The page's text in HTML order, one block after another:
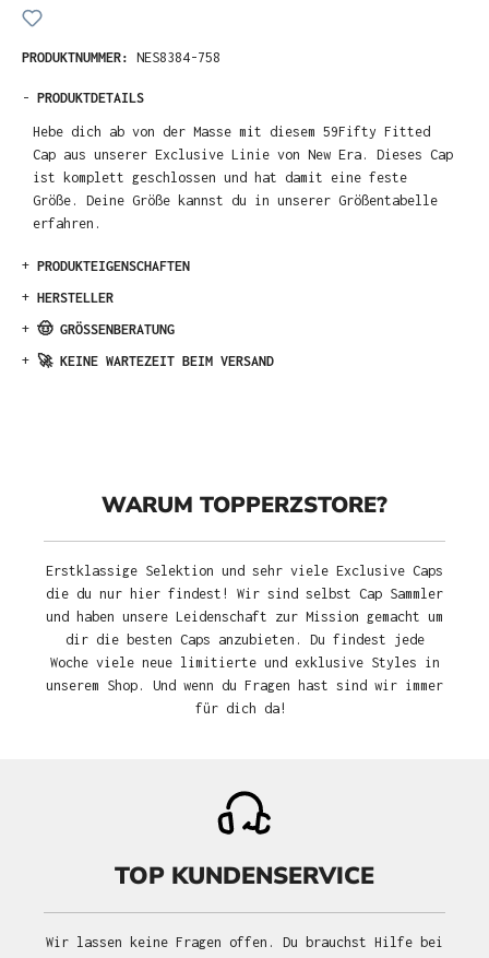
PRODUKTNUMMER: NES8384-758
- PRODUKTDETAILS
Hebe dich ab von der Masse mit diesem 59Fifty Fitted
Cap aus unserer Exclusive Linie von New Era. Dieses Cap
ist komplett geschlossen und hat damit eine feste
Größe. Deine Größe kannst du in unserer Größentabelle
erfahren.
+ PRODUKTEIGENSCHAFTEN
+ HERSTELLER
+ 🤠 GRÖSSENBERATUNG
+ 🚀 KEINE WARTEZEIT BEIM VERSAND
WARUM TOPPERZSTORE?
Erstklassige Selektion und sehr viele Exclusive Caps
die du nur hier findest! Wir sind selbst Cap Sammler
und haben unsere Leidenschaft zur Mission gemacht um
dir die besten Caps anzubieten. Du findest jede
Woche viele neue limitierte und exklusive Styles in
unserem Shop. Und wenn du Fragen hast sind wir immer
für dich da!
TOP KUNDENSERVICE
Wir lassen keine Fragen offen. Du brauchst Hilfe bei